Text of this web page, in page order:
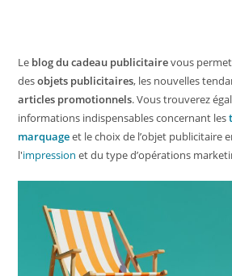
Le blog du cadeau publicitairevous
desobjets publicitaires, les nouvelles
articles promotionnels. Vous trouverez
informations indispensables concernant les
marquageet le choix de l’objet publicitaire
l'impression et du type d’opérations